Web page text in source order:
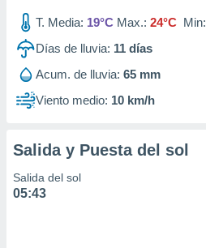
T. Media: 19°C Max.: 24°C Min:
Días de lluvia: 11 días
Acum. de lluvia: 65 mm
Viento medio: 10 km/h
Salida y Puesta del sol
Salida del sol
05:43